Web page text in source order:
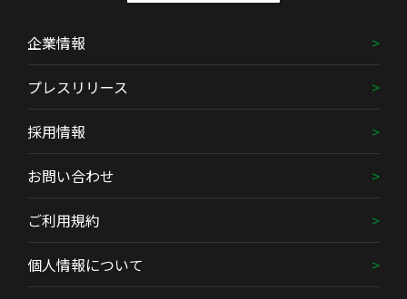
企業情報
プレスリリース
採用情報
お問い合わせ
ご利用規約
個人情報について